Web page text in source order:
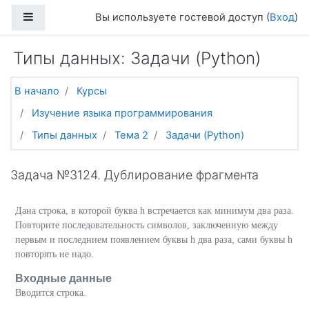
Боковая панельВы используете гостевой доступ (Вход)
Типы данных: Задачи (Python)
В начало
Курсы
Изучение языка программирования
Типы данных
Тема 2 Задачи (Python)
Задача №3124. Дублирование фрагмента
Дана строка, в которой буква h встречается как минимум два раза.
Повторите последовательность символов, заключенную между
первым и последнием появлением буквы h два раза, сами буквы h
повторять не надо.
Входные данные
Вводится строка.